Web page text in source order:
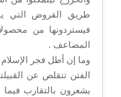
طريق القروض التي
فيستردونها من
المضاعف .
وما إن أطل فجر
الفتن تتقلص عن
يشعرون بالتقارب